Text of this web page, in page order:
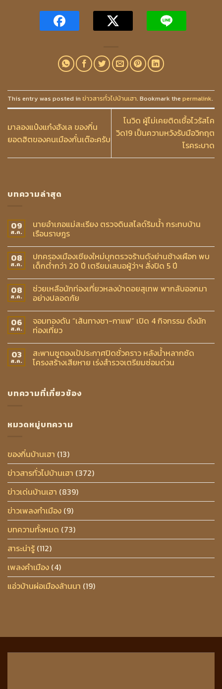
This entry was posted in ข่าวสารทั่วไปบ้านเฮา. Bookmark the permalink.
มาลองแป๋งแก๋งฮังเล ของกิ๋น
ยอดฮิตของคนเมืองกั๋นเต๊อะครับ
โนวิด ผู้ไม่เคยติดเชื้อไวรัสโค
วิด19 เป็นความหวังรับมือวิกฤต
โรคระบาด
บทความล่าสุด
09
ส.ค.
นายอำเภอแม่สะเรียง ตรวจดินสไลด์ริมน้ำ กระทบบ้าน
เรือนราษฎร
08
ส.ค.
ปกครองเมืองเชียงใหม่บุกตรวจร้านดังย่านช้างเผือก พบ
เด็กต่ำกว่า 20 ปี เตรียมเสนอผู้ว่าฯ สั่งปิด 5 ปี
08
ส.ค.
ช่วยเหลือนักท่องเที่ยวหลงป่าดอยสุเทพ พากลับออกมา
อย่างปลอดภัย
06
ส.ค.
จอมทองดัน “เส้นทางชา-กาแฟ” เปิด 4 กิจกรรม ดึงนัก
ท่องเที่ยว
03
ส.ค.
สะพานซูตองเป้ประกาศปิดชั่วคราว หลังน้ำหลากซัด
โครงสร้างเสียหาย เร่งสำรวจเตรียมซ่อมด่วน
บทความที่เกี่ยวข้อง
หมวดหมู่บทความ
ของกิ๋นบ้านเฮา (13)
ข่าวสารทั่วไปบ้านเฮา (372)
ข่าวเด่นบ้านเฮา (839)
ข่าวเพลงกำเมือง (9)
บทความทั้งหมด (73)
สาระน่ารู้ (112)
เพลงคำเมือง (4)
แอ่วบ้านผ่อเมืองล้านนา (19)